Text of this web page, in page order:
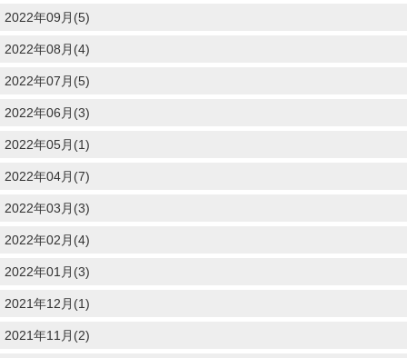
2022年09月(5)
2022年08月(4)
2022年07月(5)
2022年06月(3)
2022年05月(1)
2022年04月(7)
2022年03月(3)
2022年02月(4)
2022年01月(3)
2021年12月(1)
2021年11月(2)